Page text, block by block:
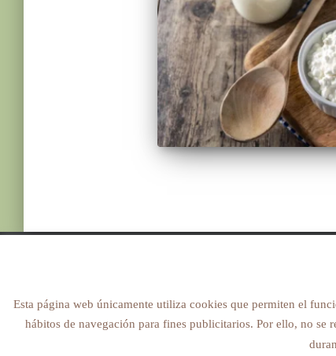
Esta página web únicamente utiliza cookies que permiten el
hábitos de navegación para fines publicitarios. Por ello, no se